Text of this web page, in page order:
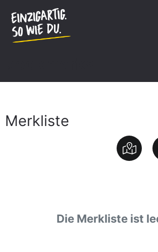
springen
Merkliste
Die Merkliste ist